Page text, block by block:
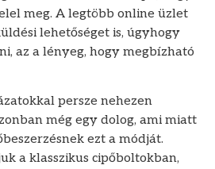
meg. A legtöbb online üzlet
lehetőséget is, úgyhogy
az a lényeg, hogy megbízható
persze nehezen
még egy dolog, ami miatt
ezt a módját.
a klasszikus cipőboltokban,